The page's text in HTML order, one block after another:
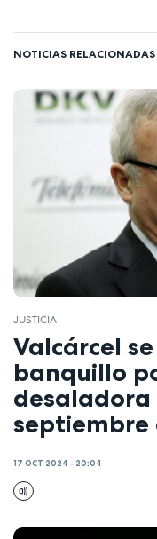
NOTICIAS RELACIONADAS
JUSTICIA
Valcárcel
banquillo
desaladora
septiembre
17 OCT 2024 - 20:04